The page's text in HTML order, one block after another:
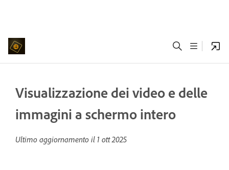
Visualizzazione dei video e delle
immagini a schermo intero
Ultimo aggiornamento il 1 ott 2025